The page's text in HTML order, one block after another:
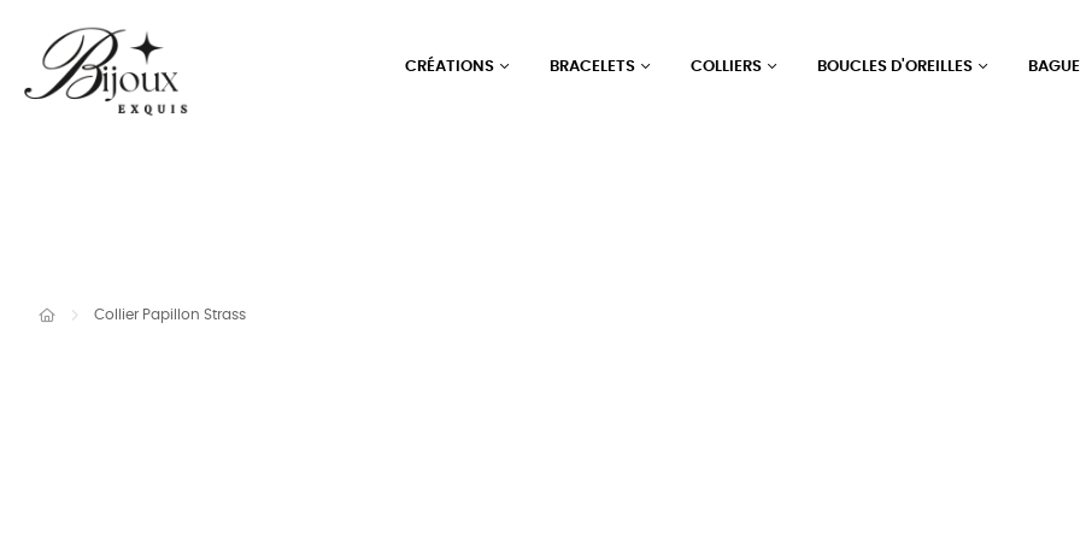
CRÉATIONS BRACELETS COLLIERS BOUCLES D'OREILLES
Collier Papillon Strass